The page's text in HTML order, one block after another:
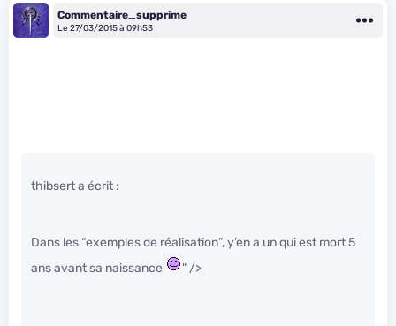
Commentaire_supprime
Le 27/03/2015 à 09h53
thibsert a écrit :
Dans les “exemples de réalisation”, y’en a un qui est mort 5
ans avant sa naissance
" />